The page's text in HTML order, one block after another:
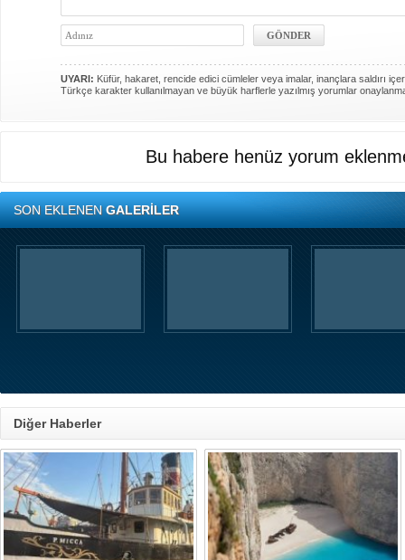
UYARI: Küfür, hakaret, rencide edici cümleler veya imalar, inançlara saldırı
Türkçe karakter kullanılmayan ve büyük harflerle yazılmış yorumlar
Bu habere henüz yorum
SON EKLENENGALERİLER
Diğer Haberler